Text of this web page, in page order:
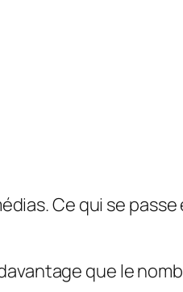
Ce qui se
que le